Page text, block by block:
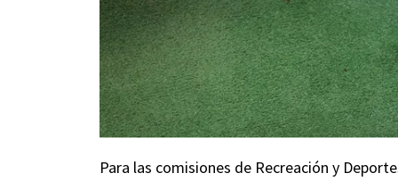
Para las comisiones de Recreación y